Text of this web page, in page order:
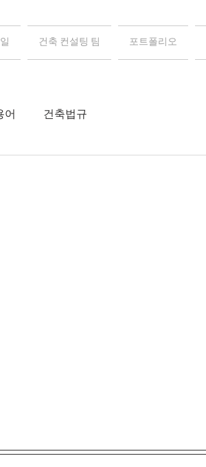
건축 컨설팅 팀 포트폴리오
어 건축법규